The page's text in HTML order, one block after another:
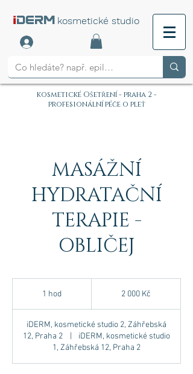
iDERM kosmetické studio
kosmetické Ošetření - praha 2 -
profesionální péče o pleť
MASÁŽNÍ
HYDRATAČNÍ
TERAPIE -
OBLIČEJ
1 hod 2 000 Kč
iDERM, kosmetické studio 2, Záhřebská
12, Praha 2
iDERM, kosmetické studio
1, Záhřebská 12, Praha 2